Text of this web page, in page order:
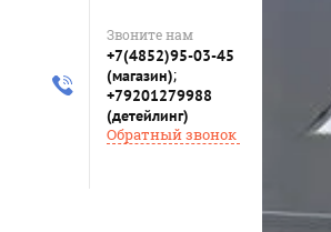
Звоните нам
+7(4852)95-03-45
(магазин);
+79201279988
(детейлинг)
Обратный звонок